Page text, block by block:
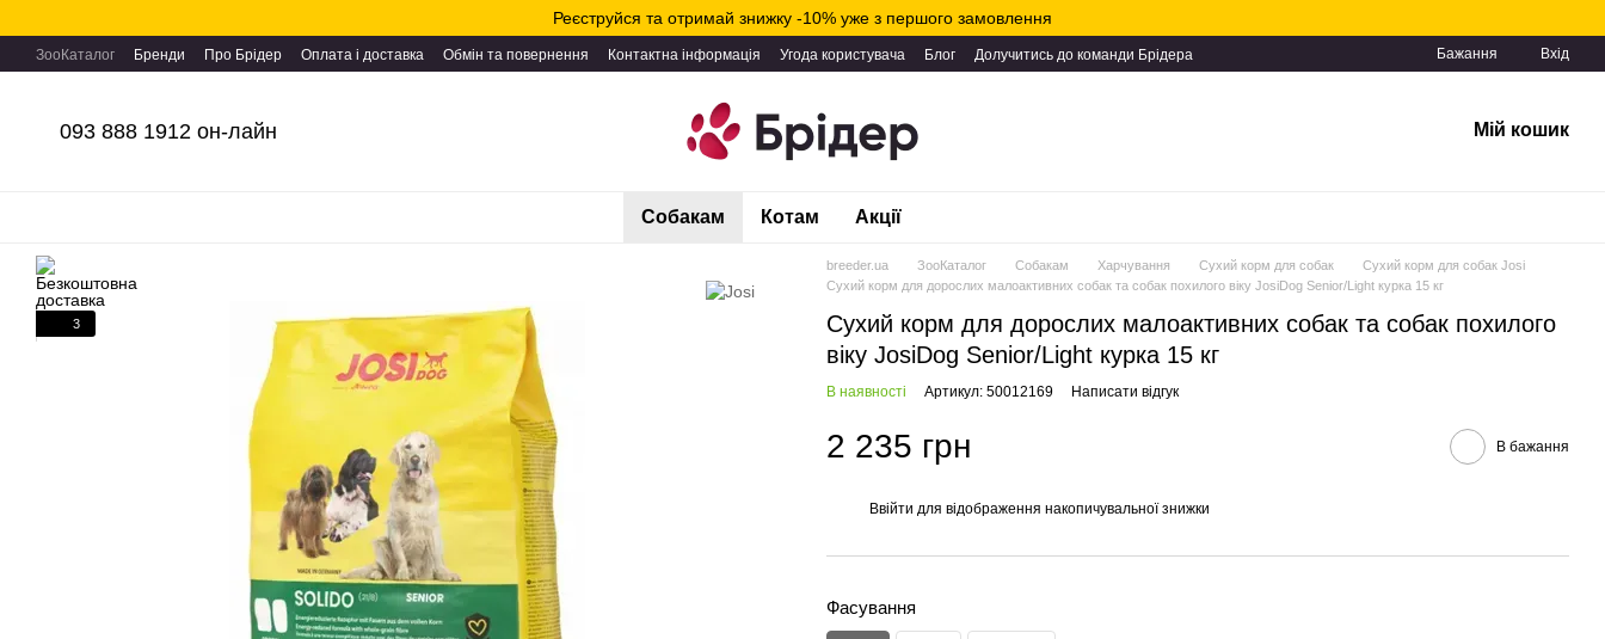
Реєструйся та отримай знижку -10% уже з першого замовлення
ЗооКаталог Бренди Про Брідер Оплата і доставка Обмін та повернення Контактна інформація Угода користувача Блог Долучитись до команди Брідера Бажання Вхід
093 888 1912 он-лайн Мій кошик
Собакам Котам Акції
3
breeder.ua ЗооКаталог Собакам Харчування Сухий корм для собак
Сухий корм для собак Josi
Сухий корм для дорослих малоактивних собак та собак похилого віку JosiDog Senior/Light курка 15 кг
Сухий корм для дорослих малоактивних собак та собак похилого
віку JosiDog Senior/Light курка 15 кг
В наявності Артикул: 50012169 Написати відгук
2 235 грн В бажання
Ввійти для відображення накопичувальної знижки
Фасування